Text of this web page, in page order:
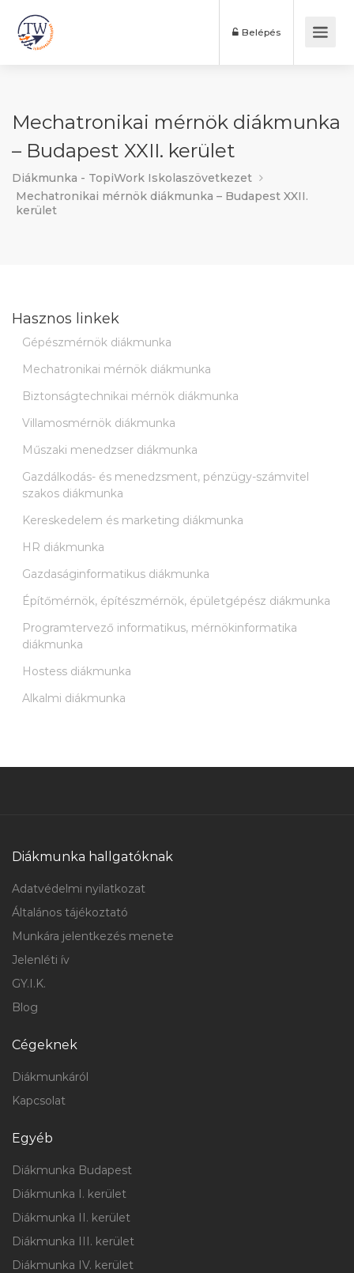
Belépés
Mechatronikai mérnök diákmunka
– Budapest XXII. kerület
Diákmunka - TopiWork Iskolaszövetkezet
Mechatronikai mérnök diákmunka – Budapest XXII.
kerület
Hasznos linkek
Gépészmérnök diákmunka
Mechatronikai mérnök diákmunka
Biztonságtechnikai mérnök diákmunka
Villamosmérnök diákmunka
Műszaki menedzser diákmunka
Gazdálkodás- és menedzsment, pénzügy-számvitel
szakos diákmunka
Kereskedelem és marketing diákmunka
HR diákmunka
Gazdaságinformatikus diákmunka
Építőmérnök, építészmérnök, épületgépész diákmunka
Programtervező informatikus, mérnökinformatika
diákmunka
Hostess diákmunka
Alkalmi diákmunka
Diákmunka hallgatóknak
Adatvédelmi nyilatkozat
Általános tájékoztató
Munkára jelentkezés menete
Jelenléti ív
GY.I.K.
Blog
Cégeknek
Diákmunkáról
Kapcsolat
Egyéb
Diákmunka Budapest
Diákmunka I. kerület
Diákmunka II. kerület
Diákmunka III. kerület
Diákmunka IV. kerület